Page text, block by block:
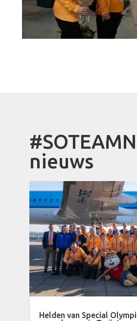
nieuws
Helden van Special